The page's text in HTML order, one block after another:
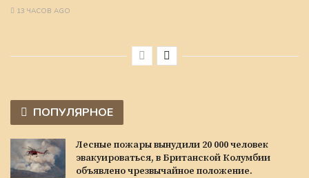
13 ЧАСОВ AGO
ПОПУЛЯРНОЕ
Лесные пожары вынудили 20 000 человек
эвакуироваться, в Британской Колумбии
объявлено чрезвычайное положение.